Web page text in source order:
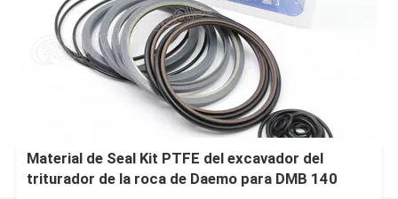
Material de Seal Kit PTFE del excavador del
triturador de la roca de Daemo para DMB 140